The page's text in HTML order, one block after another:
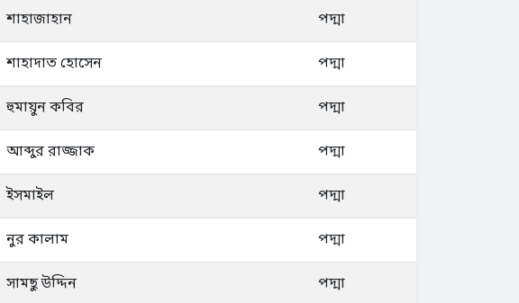
শাহাজাহান পদ্মা
শাহাদাত হোসেন পদ্মা
হুমায়ুন কবির পদ্মা
আব্দুর রাজ্জাক পদ্মা
ইসমাইল পদ্মা
নুর কালাম পদ্মা
সামছু উদ্দিন পদ্মা